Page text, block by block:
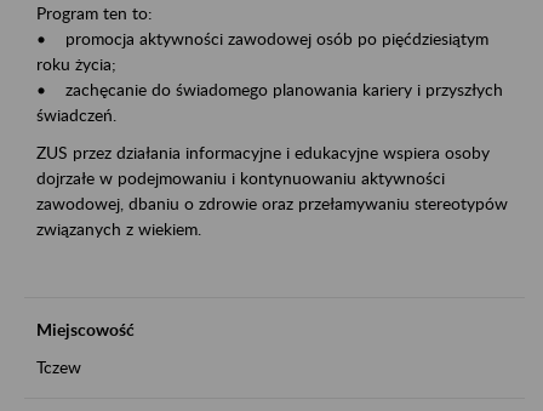
Program ten to:
• promocja aktywności zawodowej osób po pięćdziesiątym
roku życia;
• zachęcanie do świadomego planowania kariery i przyszłych
świadczeń.
ZUS przez działania informacyjne i edukacyjne wspiera osoby
dojrzałe w podejmowaniu i kontynuowaniu aktywności
zawodowej, dbaniu o zdrowie oraz przełamywaniu stereotypów
związanych z wiekiem.
Miejscowość
Tczew